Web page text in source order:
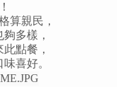
算親民，
多樣，
點餐，
喜好。